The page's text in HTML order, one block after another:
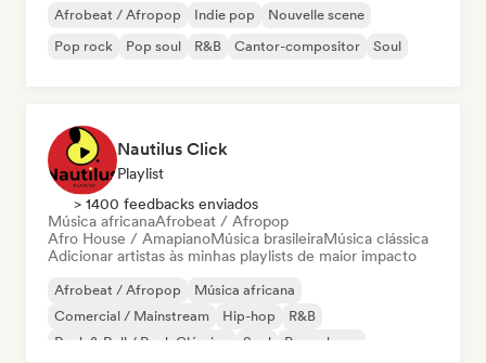
Afrobeat / Afropop Indie pop
Nouvelle scene
Pop rock
Pop soul R&B Cantor-compositor Soul
Nautilus Click
Playlist
> 1400 feedbacks enviados
Música africanaAfrobeat / Afropop
Afro House / AmapianoMúsica brasileiraMúsica clássica
Adicionar artistas às minhas playlists de maior impacto
Afrobeat / Afropop
Música africana
Comercial / Mainstream
Hip-hop
R&B
Rock & Roll / Rock Clássico
Soul Pop urbano